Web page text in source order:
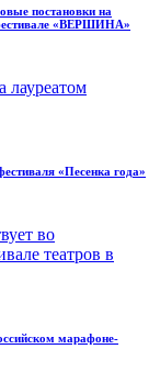
постановки на
«ВЕРШИНА»
«Песенка года»
марафоне-